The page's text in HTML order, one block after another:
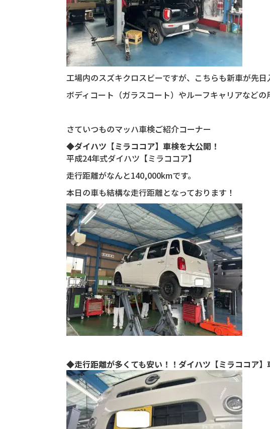
工場内のスズキクロスビーですが、こちらも新車が先日
ボディコート（ガラスコート）やルーフキャリアなど
さていつものマッハ車検ご紹介コーナー
◆ダイハツ【ミラココア】車検を大公開！
平成24年式ダイハツ【ミラココア】
走行距離がなんと140,000kmです。
本日の車も結構な走行距離となっております！
◆走行距離が多くても安い！！ダイハツ【ミラココア】